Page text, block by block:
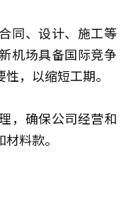
同、设计、施工等
机场具备国际竞争
，以缩短工期。
，确保公司经营和
料款。